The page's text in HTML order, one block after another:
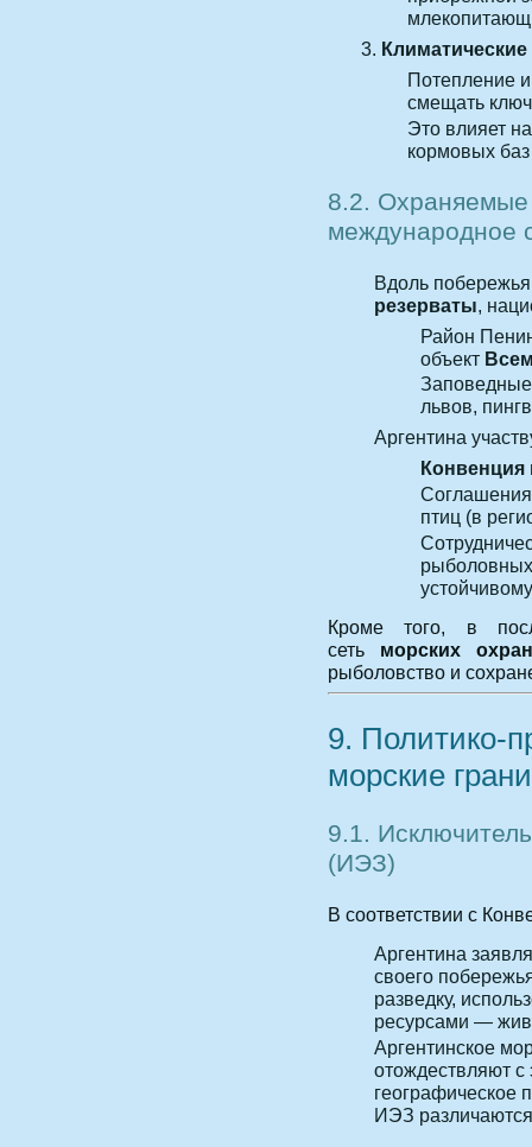
Потепление
смещать
Это влияет
кормовых
8.2. Охраняемые
международное
Вдоль
резерваты,
Район
объект
львов,
Аргентина
Конвенция
птиц (в
Кроме того, в
сеть морских
рыболовство и
9.
морские
9.1.
(ИЭЗ)
В соответствии с
Аргентина
своего
разведку,
ресурсами —
Аргентинское
отождествляют с
географическое
ИЭЗ